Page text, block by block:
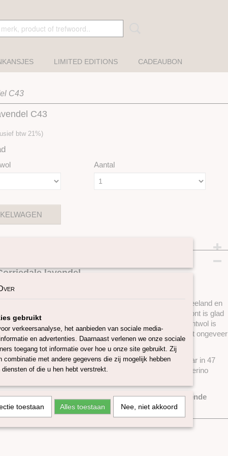
LIMITED EDITIONS CADEAUBON
C43
C43
btw 21%)
Aantal
lavendel
lontwol van ongeveer 27 micron is afkomstig uit Nieuw-Zeeland en
om een ​​constante kwaliteit te garanderen. De lont is glad
is vrij lang (78/80 mm) en voelt aangenaam aan. Deze lontwol is
mee te natvilten, droogvilten, spinnen en te weven. Er zit ongeveer
gram.
lontwol is verkrijgbaar in 50 en 100 gram, en is verkrijgbaar in 47
Deze kleuren zijn ook verkrijgbaar in onze 19 micron merino
de lontwol kunnen variëren, afhankelijk van verschillende
van je beeldscherm.
gebruikt
verkeersanalyse, het aanbieden van sociale media-
en advertenties. Daarnaast verlenen we onze sociale
toegang tot informatie over hoe u onze site gebruikt. Zij
combinatie met andere gegevens die zij mogelijk hebben
of die u hen hebt verstrekt.
toestaan Alles toestaan Nee, niet akkoord